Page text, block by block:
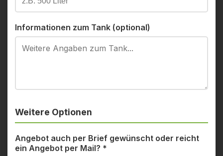
Informationen zum Tank (optional)
Weitere Optionen
Angebot auch per Brief gewünscht oder reicht
ein Angebot per Mail? *